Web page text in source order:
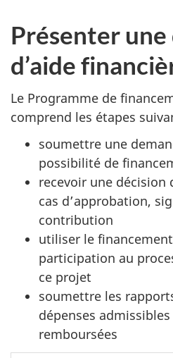
Présenter une
d’aide
Le Programme de
comprend les étapes
soumettre une
possibilité de
recevoir une décision
cas d’approbation,
contribution
utiliser le
participation au
ce projet
soumettre les
dépenses
remboursées